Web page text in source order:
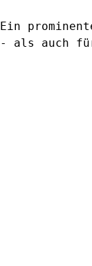
auch für